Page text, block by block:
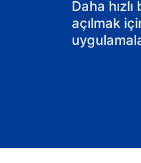
Daha
açılmak